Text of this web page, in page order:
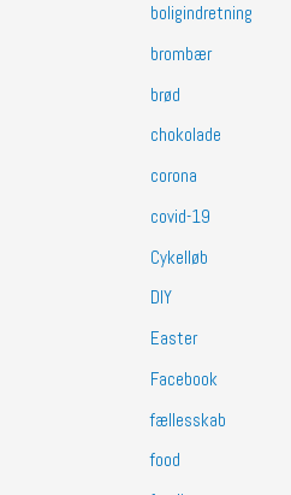
boligindretning
brombær
brød
chokolade
corona
covid-19
Cykelløb
DIY
Easter
Facebook
fællesskab
food